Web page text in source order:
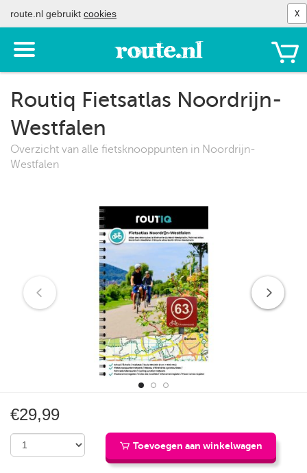
route.nl gebruikt cookies X
Toon
het
menu
Routiq Fietsatlas Noordrijn-
Westfalen
Overzicht van alle fietsknooppunten in Noordrijn-
Westfalen
€29,99
Toevoegen aan winkelwagen